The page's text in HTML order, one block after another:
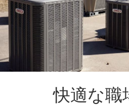
快適な職